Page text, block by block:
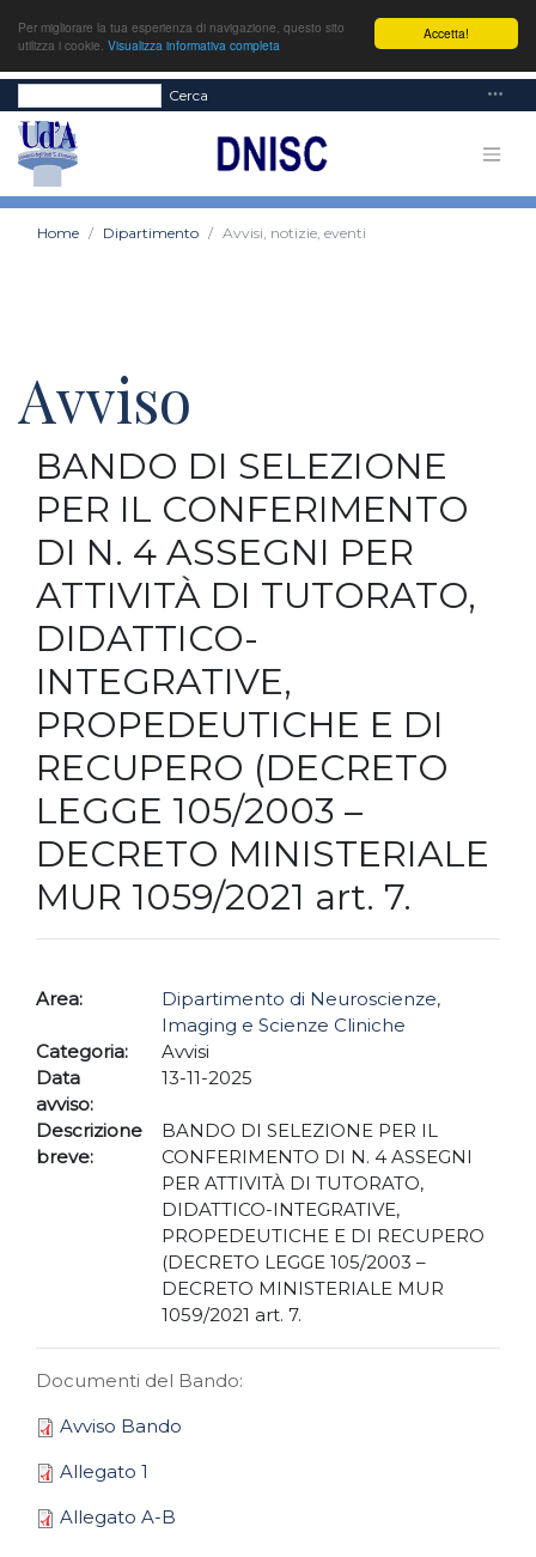
Accetta!
Per migliorare la tua esperienza di navigazione, questo sito
utilizza i cookie. Visualizza informativa completa
Cerca
Home Dipartimento Avvisi, notizie, eventi
Avviso
BANDO DI SELEZIONE
PER IL CONFERIMENTO
DI N. 4 ASSEGNI PER
ATTIVITÀ DI TUTORATO,
DIDATTICO-
INTEGRATIVE,
PROPEDEUTICHE E DI
RECUPERO (DECRETO
LEGGE 105/2003 –
DECRETO MINISTERIALE
MUR 1059/2021 art. 7.
Area:
Dipartimento di Neuroscienze,
Imaging e Scienze Cliniche
Categoria:
Avvisi
Data
avviso:
13-11-2025
Descrizione
breve:
BANDO DI SELEZIONE PER IL
CONFERIMENTO DI N. 4 ASSEGNI
PER ATTIVITÀ DI TUTORATO,
DIDATTICO-INTEGRATIVE,
PROPEDEUTICHE E DI RECUPERO
(DECRETO LEGGE 105/2003 –
DECRETO MINISTERIALE MUR
1059/2021 art. 7.
Documenti del Bando:
Avviso Bando
Allegato 1
Allegato A-B